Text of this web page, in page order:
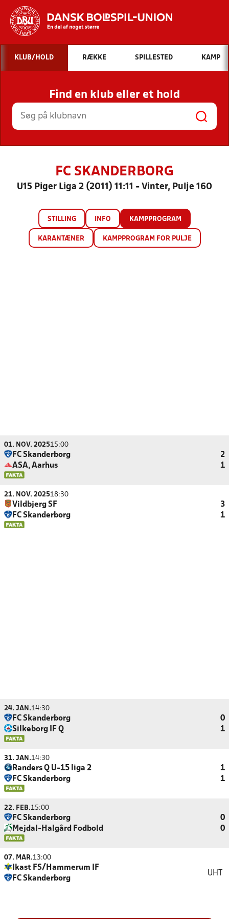
Hvad vil du søge efter?
INDHOLD OG NYHEDER
STILLINGER, RESULTATER, KLUBBER OG
HOLD
KLUB/HOLD RÆKKE SPILLESTED KAMP
Find en klub eller et hold
FC SKANDERBORG
U15 Piger Liga 2 (2011) 11:11 - Vinter, Pulje 160
STILLING INFO KAMPPROGRAM
KARANTÆNER KAMPPROGRAM FOR PULJE
01. NOV. 202515:00
FC Skanderborg
2
ASA, Aarhus
1
21. NOV. 202518:30
Vildbjerg SF
3
FC Skanderborg
1
24. JAN.14:30
FC Skanderborg
0
Silkeborg IF Q
1
31. JAN.14:30
Randers Q U-15 liga 2
1
FC Skanderborg
1
22. FEB.15:00
FC Skanderborg
0
Mejdal-Halgård Fodbold
0
07. MAR.13:00
Ikast FS/Hammerum IF
FC Skanderborg
UHT